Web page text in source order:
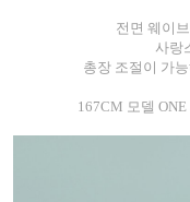
전면 웨이
사랑
총장 조절이 가
167CM 모델